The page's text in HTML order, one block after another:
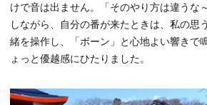
けで音は出ません。「そのやり方は違うな
しながら、自分の番が来たときは、私の思
緒を操作し、「ボーン」と心地よい響きで
ょっと優越感にひたりました。